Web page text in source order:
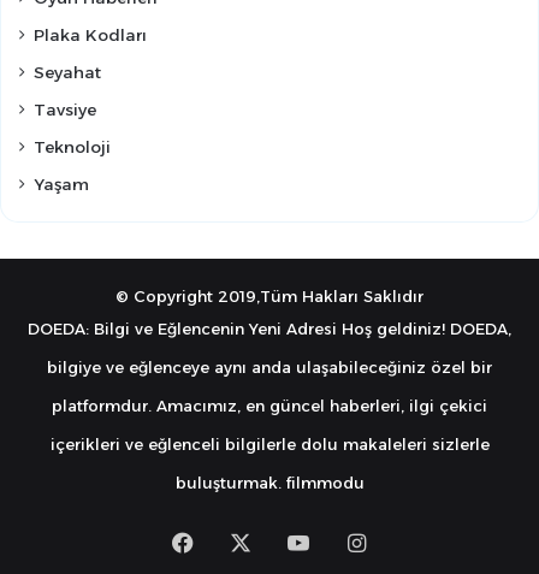
Plaka Kodları
Seyahat
Tavsiye
Teknoloji
Yaşam
© Copyright 2019,Tüm Hakları Saklıdır
DOEDA: Bilgi ve Eğlencenin Yeni Adresi Hoş geldiniz! DOEDA,
bilgiye ve eğlenceye aynı anda ulaşabileceğiniz özel bir
platformdur. Amacımız, en güncel haberleri, ilgi çekici
içerikleri ve eğlenceli bilgilerle dolu makaleleri sizlerle
buluşturmak. filmmodu
FacebookYouTubeInstagram